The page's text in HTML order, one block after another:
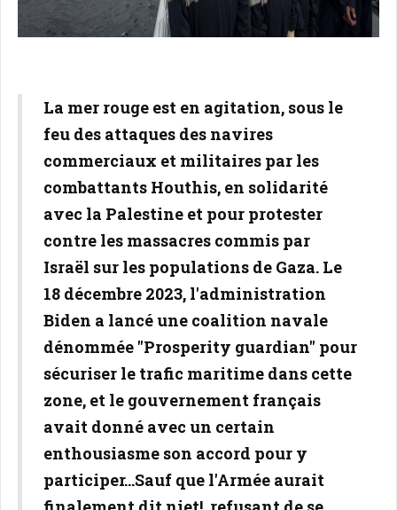
La mer rouge est en agitation, sous le
feu des attaques des navires
commerciaux et militaires par les
combattants Houthis, en solidarité
avec la Palestine et pour protester
contre les massacres commis par
Israël sur les populations de Gaza. Le
18 décembre 2023, l'administration
Biden a lancé une coalition navale
dénommée "Prosperity guardian" pour
sécuriser le trafic maritime dans cette
zone, et le gouvernement français
avait donné avec un certain
enthousiasme son accord pour y
participer...Sauf que l'Armée aurait